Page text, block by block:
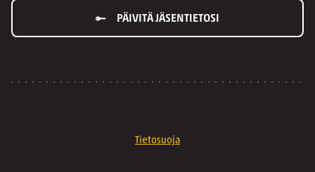
PÄIVITÄ JÄSENTIETOSI
Tietosuoja